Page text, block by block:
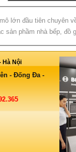
lớn đầu tiên chuyên
sản phầm nhà bếp, đồ
Hà Nội
- Đống Đa -